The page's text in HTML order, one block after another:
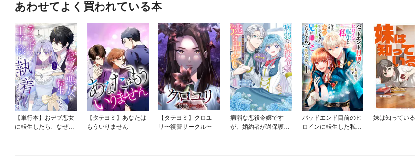
あわせてよく買われている本
【単行本】おデブ悪女
に転生したら、なぜか
【タテヨミ】あなたは
もういりません
【タテヨミ】クロユ
リ〜復讐サークル〜
病弱な悪役令嬢です
が、婚約者が過保護す
バッドエンド目前のヒ
ロインに転生した私、
妹は知っている